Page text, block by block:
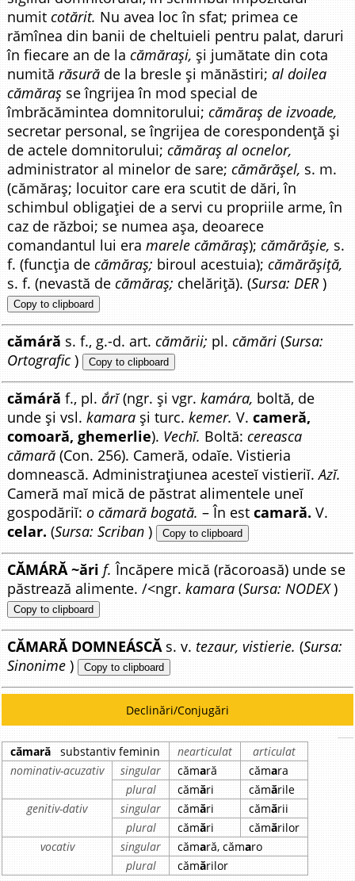
numitcotărit. Nu avea loc în sfat; primea ce
rămînea din banii de cheltuieli pentru palat, daruri
în fiecare an de lacămărași, și jumătate din cota
numitărăsură de la bresle și mănăstiri;al doilea
cămăraș se îngrijea în mod special de
îmbrăcămintea domnitorului;cămăraș de izvoade,
secretar personal, se îngrijea de corespondență și
de actele domnitorului;cămăraș al ocnelor,
administrator al minelor de sare;cămărășel, s. m.
(cămăraș; locuitor care era scutit de dări, în
schimbul obligației de a servi cu propriile arme, în
caz de război; se numea așa, deoarece
comandantul lui eramarele cămăraș);cămărășie, s.
f. (funcția decămăraș; biroul acestuia);cămărășiță,
s. f. (nevastă decămăraș; chelăriță). (Sursa: DER)
Copy to clipboard
cămáră s. f., g.-d. art.cămării; pl.cămări (Sursa:
Ortografic ) Copy to clipboard
cămáră f., pl.ắrĭ(ngr. și vgr.kamára, boltă, de
unde și vsl.kamara și turc.kemer. V.cameră,
comoară, ghemerlie). Vechĭ. Boltă:cereasca
cămară (Con. 256). Cameră, odaĭe. Vistieria
domnească. Administrațiunea acesteĭ vistieriĭ.Azĭ.
Cameră maĭ mică de păstrat alimentele uneĭ
gospodăriĭ:o cămară bogată. – În estcamară. V.
celar. (Sursa: Scriban ) Copy to clipboard
CĂMÁRĂ ~ări f. Încăpere mică (răcoroasă) unde se
păstrează alimente. /<ngr. kamara (Sursa: NODEX)
Copy to clipboard
CĂMARĂ DOMNEÁSCĂs. v. tezaur, vistierie. (Sursa:
Sinonime ) Copy to clipboard
Declinări/Conjugări
cămară substantiv feminin nearticulat
articulat
nominativ-acuzativ
singular cămară cămara
plural
cămări cămările
genitiv-dativ
singular cămări cămării
plural
cămări cămărilor
vocativ
singular cămară, cămaro
plural
cămărilor